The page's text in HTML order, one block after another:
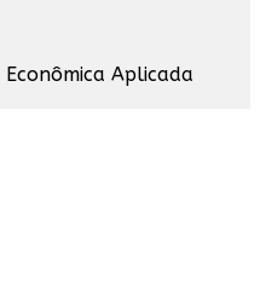
Aplicada